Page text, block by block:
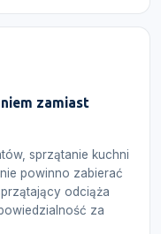
zamiast
sprzątanie kuchni
powinno zabierać
odciąża
za